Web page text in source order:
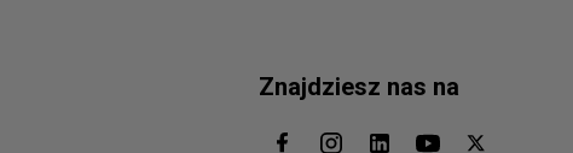
Znajdziesz nas na